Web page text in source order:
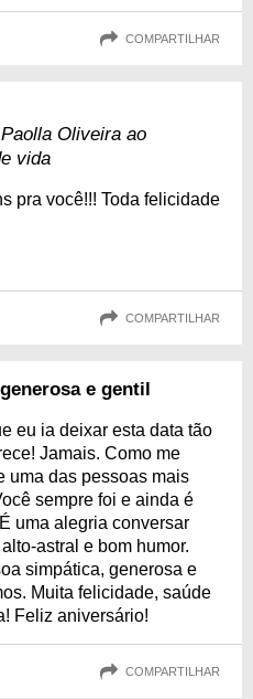
COMPARTILHAR
Oliveira ao
vida
pra você!!! Toda felicidade
COMPARTILHAR
e gentil
eu ia deixar esta data tão
Jamais. Como me
uma das pessoas mais
sempre foi e ainda é
uma alegria conversar
astral e bom humor.
simpática, generosa e
Muita felicidade, saúde
Feliz aniversário!
COMPARTILHAR